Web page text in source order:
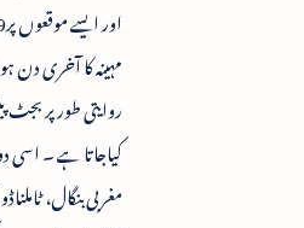
مہینہ کا آخری دن
روایتی طور پر
کیاجاتا ہے ۔ اسی
مغربی بنگال،